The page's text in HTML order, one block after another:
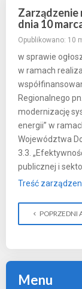
Zarządzenie
dnia 10
Opublikowano: 10
w sprawie
w ramach
Regionalnego
modernizację
energii” w
Województwa
3.3.
publicznej i
Treść
POPRZEDNI
Menu